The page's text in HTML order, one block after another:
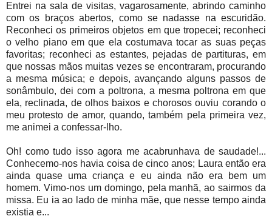
Entrei na sala de visitas, vagarosamente, abrindo caminho
com os braços abertos, como se nadasse na escuridão.
Reconheci os primeiros objetos em que tropecei; reconheci
o velho piano em que ela costumava tocar as suas peças
favoritas; reconheci as estantes, pejadas de partituras, em
que nossas mãos muitas vezes se encontraram, procurando
a mesma música; e depois, avançando alguns passos de
sonâmbulo, dei com a poltrona, a mesma poltrona em que
ela, reclinada, de olhos baixos e chorosos ouviu corando o
meu protesto de amor, quando, também pela primeira vez,
me animei a confessar-lho.
Oh! como tudo isso agora me acabrunhava de saudade!...
Conhecemo-nos havia coisa de cinco anos; Laura então era
ainda quase uma criança e eu ainda não era bem um
homem. Vimo-nos um domingo, pela manhã, ao sairmos da
missa. Eu ia ao lado de minha mãe, que nesse tempo ainda
existia e...